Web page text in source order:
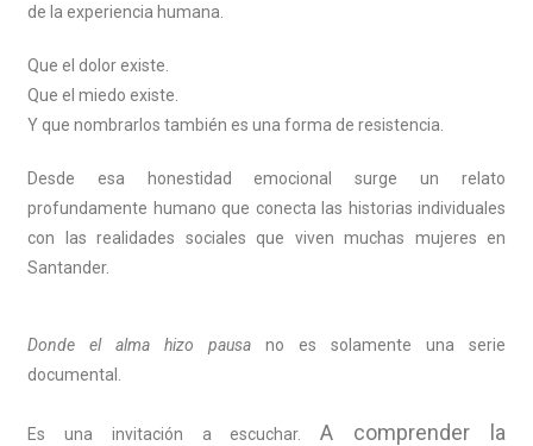
de la experiencia humana.
Que el dolor existe.
Que el miedo existe.
Y que nombrarlos también es una forma de resistencia.
Desde esa honestidad emocional surge un relato
profundamente humano que conecta las historias individuales
con las realidades sociales que viven muchas mujeres en
Santander.
Donde el alma hizo pausa no es solamente una serie
documental.
Es una invitación a escuchar.A comprender la